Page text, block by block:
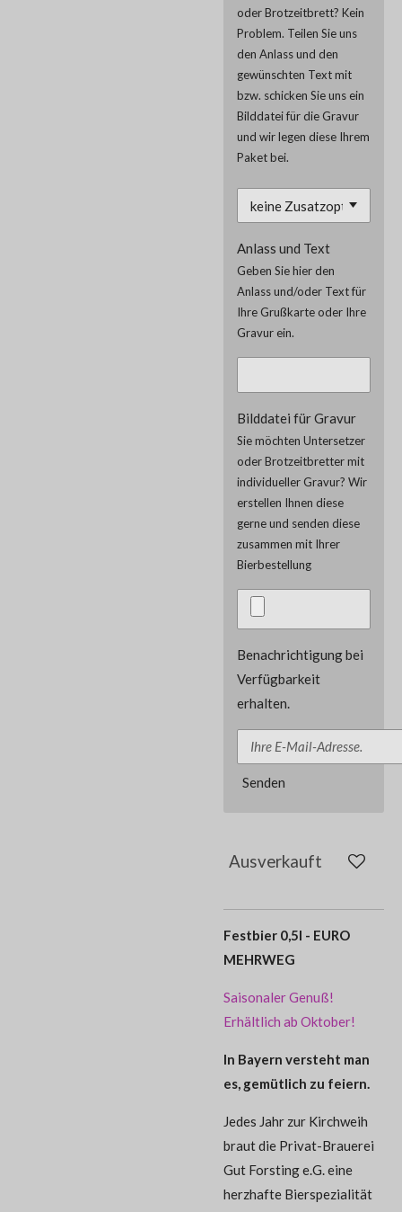
oder Brotzeitbrett? Kein
Problem. Teilen Sie uns
den Anlass und den
gewünschten Text mit
bzw. schicken Sie uns ein
Bilddatei für die Gravur
und wir legen diese Ihrem
Paket bei.
Anlass und Text
Geben Sie hier den
Anlass und/oder Text für
Ihre Grußkarte oder Ihre
Gravur ein.
Bilddatei für Gravur
Sie möchten Untersetzer
oder Brotzeitbretter mit
individueller Gravur? Wir
erstellen Ihnen diese
gerne und senden diese
zusammen mit Ihrer
Bierbestellung
Benachrichtigung bei
Verfügbarkeit
erhalten.
Senden
Ausverkauft
Festbier 0,5l - EURO
MEHRWEG
Saisonaler Genuß!
Erhältlich ab Oktober!
In Bayern versteht man
es, gemütlich zu feiern.
Jedes Jahr zur Kirchweih
braut die Privat-Brauerei
Gut Forsting e.G. eine
herzhafte Bierspezialität